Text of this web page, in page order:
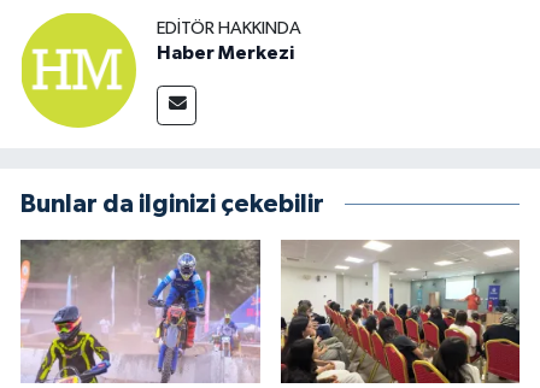
EDITÖR HAKKINDA
Haber Merkezi
Bunlar da ilginizi çekebilir